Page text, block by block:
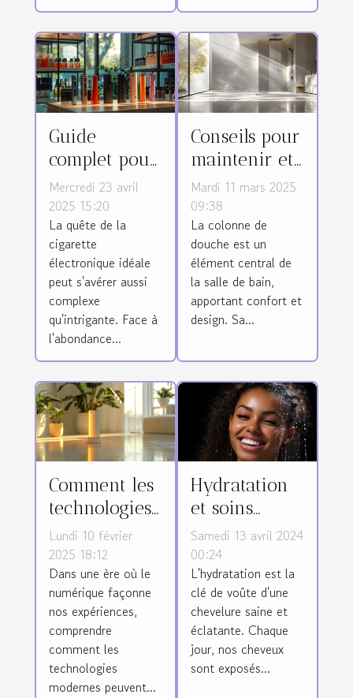
Guide
complet pour
choisir une
cigarette
électronique
adaptée
Mercredi 23 avril
2025 15:20
La quête de la
cigarette
électronique idéale
peut s'avérer aussi
complexe
qu'intrigante. Face à
l'abondance...
Conseils pour
maintenir et
nettoyer
efficacement
votre colonne
de douche
Mardi 11 mars 2025
09:38
La colonne de
douche est un
élément central de
la salle de bain,
apportant confort et
design. Sa...
Comment les
technologies
modernes
peuvent
enrichir
votre
quotidien
Lundi 10 février
2025 18:12
Dans une ère où le
numérique façonne
nos expériences,
comprendre
comment les
technologies
modernes peuvent...
Hydratation
et soins
capillaires :
l'importance
de l'eau pour
vos cheveux
Samedi 13 avril 2024
00:24
L'hydratation est la
clé de voûte d'une
chevelure saine et
éclatante. Chaque
jour, nos cheveux
sont exposés...